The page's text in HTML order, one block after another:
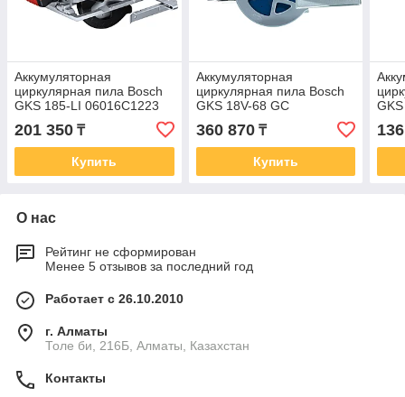
Аккумуляторная
циркулярная пила Bosch
GKS 185-LI 06016C1223
201 350 ₸
Купить
Аккумуляторная
циркулярная пила Bosch
GKS 18V-68 GC
Professional BITURBO Solo
06016B5100
360 870₸
Купить
О нас
Рейтинг не сформирован
Менее 5 отзывов за последний год
Работает с 26.10.2010
г. Алматы
Толе би, 216Б, Алматы, Казахстан
Контакты